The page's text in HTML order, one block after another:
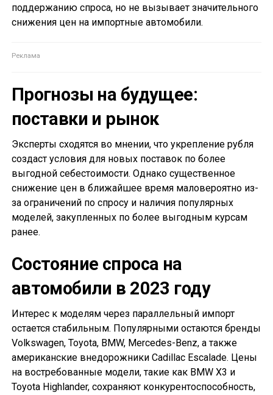
поддержанию спроса, но не вызывает значительного
снижения цен на импортные автомобили.
Прогнозы на будущее:
поставки и рынок
Эксперты сходятся во мнении, что укрепление рубля
создаст условия для новых поставок по более
выгодной себестоимости. Однако существенное
снижение цен в ближайшее время маловероятно из-
за ограничений по спросу и наличия популярных
моделей, закупленных по более выгодным курсам
ранее.
Состояние спроса на
автомобили в 2023 году
Интерес к моделям через параллельный импорт
остается стабильным. Популярными остаются бренды
Volkswagen, Toyota, BMW, Mercedes-Benz, а также
американские внедорожники Cadillac Escalade. Цены
на востребованные модели, такие как BMW X3 и
Toyota Highlander, сохраняют конкурентоспособность,